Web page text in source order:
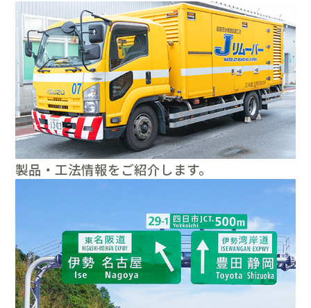
製品・工法情報をご紹介します。